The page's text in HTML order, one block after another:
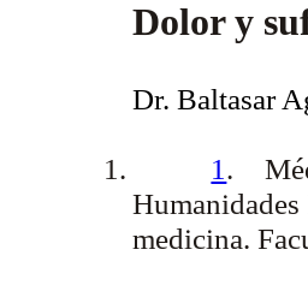
Dolor y
Dr. Baltasar
1. 1 .
medicina.